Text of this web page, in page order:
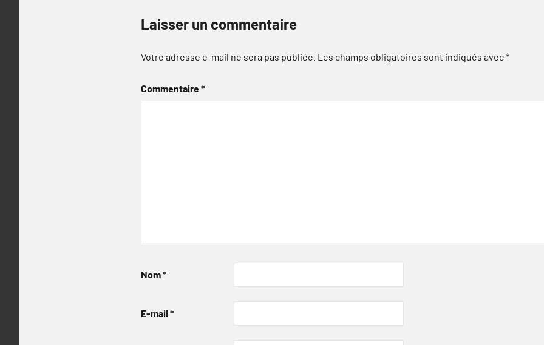
Laisser un commentaire
Votre adresse e-mail ne sera pas publiée. Les champs obligatoires sont indiqués avec*
Commentaire*
Nom*
E-mail *